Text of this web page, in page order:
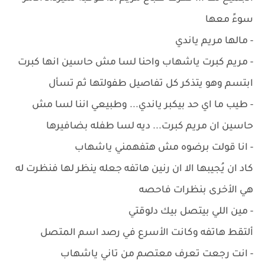
سوءً معها
- مالها مريم ياندي
- مريم كبرت ياشهاب واحنا لسا مش حاسين انها كبرت
ابتسم وهو يتذكر كل تفاصيل طفولتها ثم تسأل
- طيب ما اي حد بيكبر ياندي... وطبيعي اننا لسا مش
حاسين ان مريم كبرت... ديه لسا طفله بضافيرها
- انا قولت برضوه مش هتفهمني ياشهاب
كاد ان يُجيبها الا ان رنين هاتفه جعله ينظر لها فنظرت له
هي الأخرى بنظرات فاحصه
- مين اللي بيتصل بيك دلوقتي
ألتقط هاتفه وكانت الأسرع في رصد اسم المتصل
- انت رجعت تعرف معتصم من تاني ياشهاب